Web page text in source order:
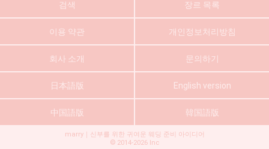
검색 장르 목록
이용 약관 개인정보처리방침
회사 소개 문의하기
日本語版 English version
中国語版 韓国語版
marry｜신부를 위한 귀여운 웨딩 준비 아이디어
© 2014-2026 Inc